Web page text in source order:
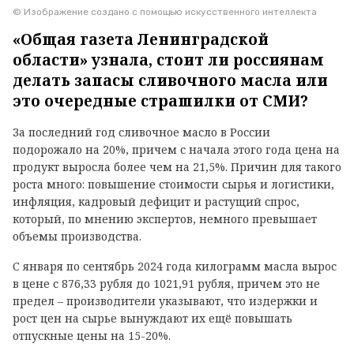
© Изображение создано с помощью искусственного интеллекта
«Общая газета Ленинградской
области» узнала, стоит ли россиянам
делать запасы сливочного масла или
это очередные страшилки от СМИ?
За последний год сливочное масло в России
подорожало на 20%, причем с начала этого года цена на
продукт выросла более чем на 21,5%. Причин для такого
роста много: повышение стоимости сырья и логистики,
инфляция, кадровый дефицит и растущий спрос,
который, по мнению экспертов, немного превышает
объемы производства.
С января по сентябрь 2024 года килограмм масла вырос
в цене с 876,33 рубля до 1021,91 рубля, причем это не
предел – производители указывают, что издержки и
рост цен на сырье вынуждают их ещё повышать
отпускные цены на 15-20%.